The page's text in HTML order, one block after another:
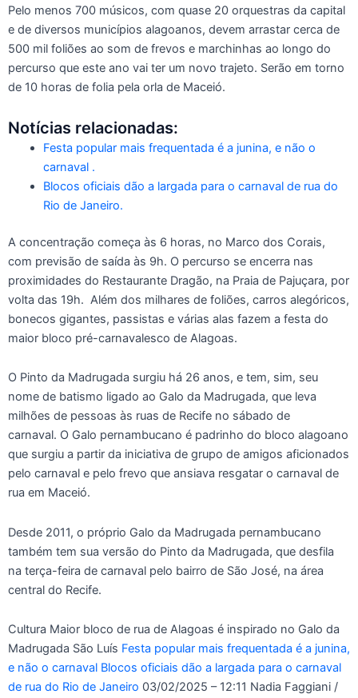
Pelo menos 700 músicos, com quase 20 orquestras da capital
e de diversos municípios alagoanos, devem arrastar cerca de
500 mil foliões ao som de frevos e marchinhas ao longo do
percurso que este ano vai ter um novo trajeto. Serão em torno
de 10 horas de folia pela orla de Maceió.
Notícias relacionadas:
Festa popular mais frequentada é a junina, e não o
carnaval .
Blocos oficiais dão a largada para o carnaval de rua do
Rio de Janeiro.
A concentração começa às 6 horas, no Marco dos Corais,
com previsão de saída às 9h. O percurso se encerra nas
proximidades do Restaurante Dragão, na Praia de Pajuçara, por
volta das 19h. Além dos milhares de foliões, carros alegóricos,
bonecos gigantes, passistas e várias alas fazem a festa do
maior bloco pré-carnavalesco de Alagoas.
O Pinto da Madrugada surgiu há 26 anos, e tem, sim, seu
nome de batismo ligado ao Galo da Madrugada, que leva
milhões de pessoas às ruas de Recife no sábado de
carnaval. O Galo pernambucano é padrinho do bloco alagoano
que surgiu a partir da iniciativa de grupo de amigos aficionados
pelo carnaval e pelo frevo que ansiava resgatar o carnaval de
rua em Maceió.
Desde 2011, o próprio Galo da Madrugada pernambucano
também tem sua versão do Pinto da Madrugada, que desfila
na terça-feira de carnaval pelo bairro de São José, na área
central do Recife.
Cultura Maior bloco de rua de Alagoas é inspirado no Galo da
Madrugada São Luís Festa popular mais frequentada é a junina,
e não o carnaval Blocos oficiais dão a largada para o carnaval
de rua do Rio de Janeiro 03/02/2025 – 12:11 Nadia Faggiani /